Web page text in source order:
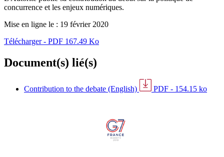
concurrence et les enjeux numériques.
Mise en ligne le : 19 février 2020
Télécharger - PDF 167.49 Ko
Document(s) lié(s)
Contribution to the debate (English) PDF - 154.15 ko